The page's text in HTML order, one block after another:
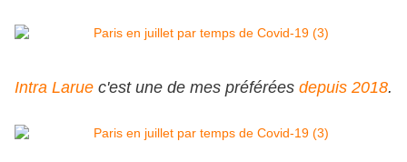
Intra Larue c'est une de mes préférées depuis 2018.